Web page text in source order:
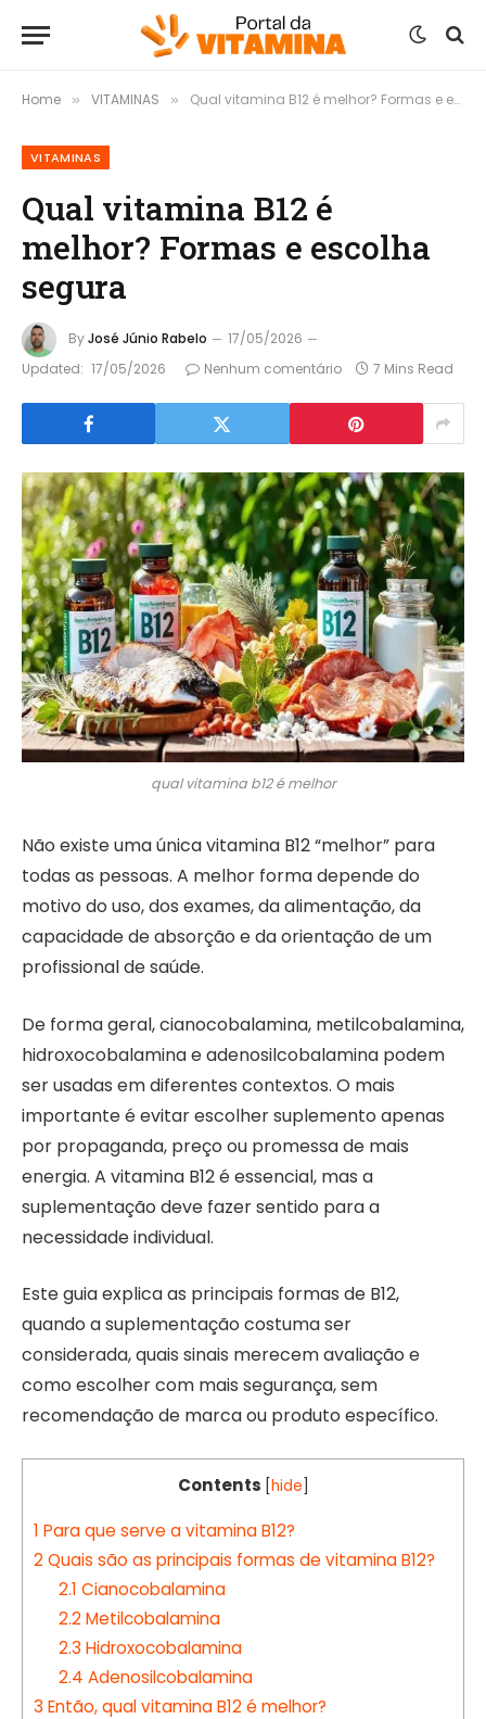
Home » VITAMINAS » Qual vitamina B12 é melhor? Formas e escolha segura
VITAMINAS
Qual vitamina B12 é
melhor? Formas e escolha
segura
ByJosé Júnio Rabelo
17/05/2026
Updated: 17/05/2026 Nenhum comentário 7 Mins Read
qual vitamina b12 é melhor
Não existe uma única vitamina B12 “melhor” para
todas as pessoas. A melhor forma depende do
motivo do uso, dos exames, da alimentação, da
capacidade de absorção e da orientação de um
profissional de saúde.
De forma geral, cianocobalamina, metilcobalamina,
hidroxocobalamina e adenosilcobalamina podem
ser usadas em diferentes contextos. O mais
importante é evitar escolher suplemento apenas
por propaganda, preço ou promessa de mais
energia. A vitamina B12 é essencial, mas a
suplementação deve fazer sentido para a
necessidade individual.
Este guia explica as principais formas de B12,
quando a suplementação costuma ser
considerada, quais sinais merecem avaliação e
como escolher com mais segurança, sem
recomendação de marca ou produto específico.
Contents [hide]
1 Para que serve a vitamina B12?
2Quais são as principais formas de vitamina B12?
2.1 Cianocobalamina
2.2Metilcobalamina
2.3 Hidroxocobalamina
2.4 Adenosilcobalamina
3 Então, qual vitamina B12 é melhor?